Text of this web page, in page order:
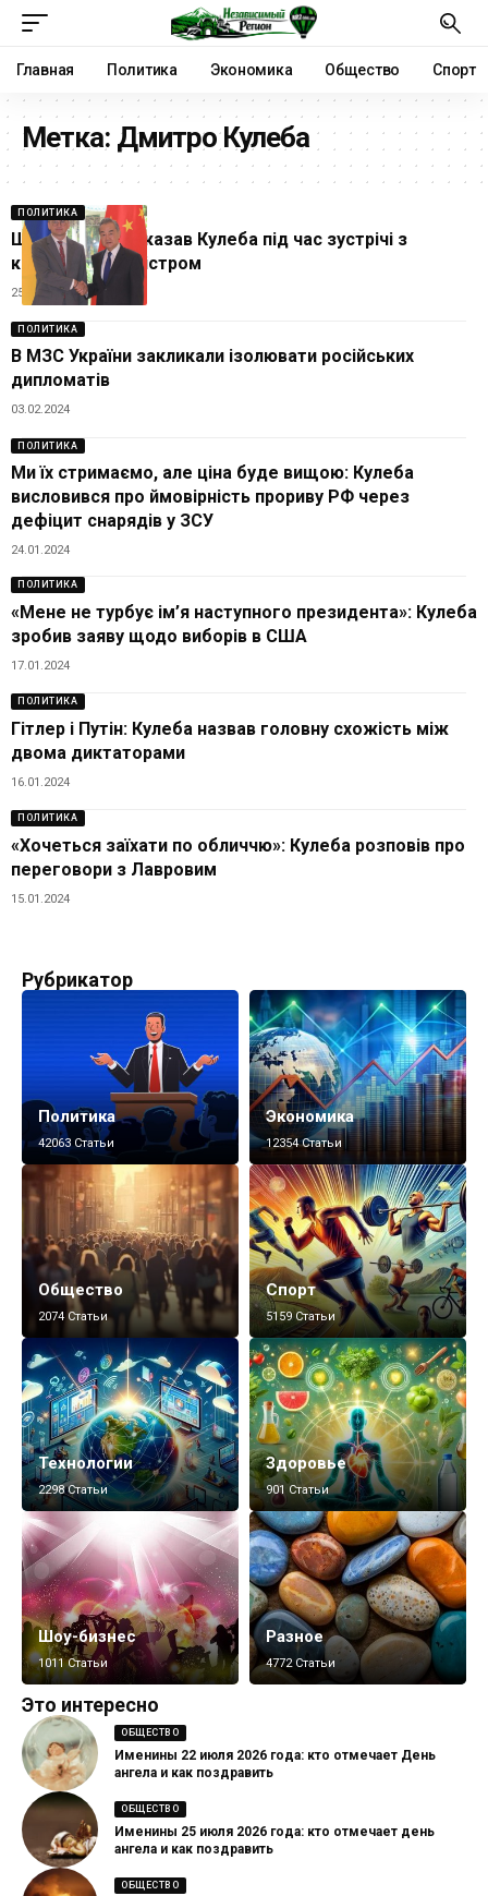
Главная Политика Экономика Общество Спорт
Метка: Дмитро Кулеба
ПОЛИТИКА
Що насправді сказав Кулеба під час зустрічі з
китайським міністром
25.07.2024
ПОЛИТИКА
В МЗС України закликали ізолювати російських
дипломатів
03.02.2024
ПОЛИТИКА
Ми їх стримаємо, але ціна буде вищою: Кулеба
висловився про ймовірність прориву РФ через
дефіцит снарядів у ЗСУ
24.01.2024
ПОЛИТИКА
«Мене не турбує ім’я наступного президента»: Кулеба
зробив заяву щодо виборів в США
17.01.2024
ПОЛИТИКА
Гітлер і Путін: Кулеба назвав головну схожість між
двома диктаторами
16.01.2024
ПОЛИТИКА
«Хочеться заїхати по обличчю»: Кулеба розповів про
переговори з Лавровим
15.01.2024
Рубрикатор
Политика
42063 Статьи
Экономика
12354 Статьи
Общество
2074 Статьи
Спорт
5159 Статьи
Технологии
2298 Статьи
Здоровье
901 Статьи
Шоу-бизнес
1011 Статьи
Разное
4772 Статьи
Это интересно
ОБЩЕСТВО
Именины 22 июля 2026 года: кто отмечает День
ангела и как поздравить
ОБЩЕСТВО
Именины 25 июля 2026 года: кто отмечает день
ангела и как поздравить
ОБЩЕСТВО